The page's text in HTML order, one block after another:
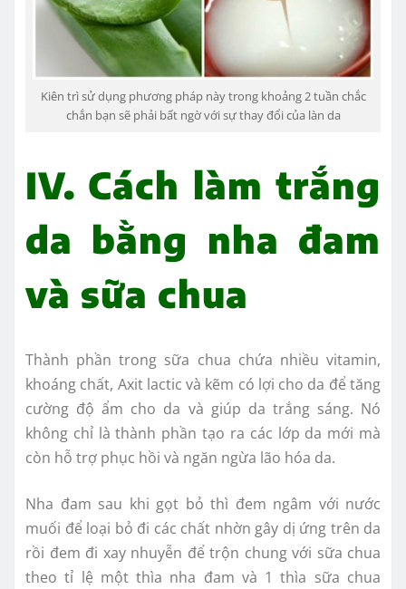
Kiên trì sử dụng phương pháp này trong khoảng 2 tuần chắc
chắn bạn sẽ phải bất ngờ với sự thay đổi của làn da
IV. Cách làm trắng
da bằng nha đam
và sữa chua
Thành phần trong sữa chua chứa nhiều vitamin,
khoáng chất, Axit lactic và kẽm có lợi cho da để tăng
cường độ ẩm cho da và giúp da trắng sáng. Nó
không chỉ là thành phần tạo ra các lớp da mới mà
còn hỗ trợ phục hồi và ngăn ngừa lão hóa da.
Nha đam sau khi gọt bỏ thì đem ngâm với nước
muối để loại bỏ đi các chất nhờn gây dị ứng trên da
rồi đem đi xay nhuyễn để trộn chung với sữa chua
theo tỉ lệ một thìa nha đam và 1 thìa sữa chua